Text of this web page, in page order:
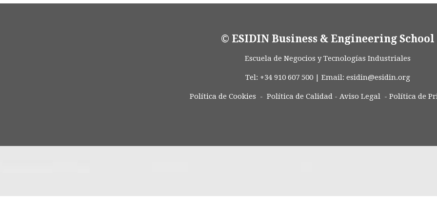
© ESIDIN Business & Engineering School
Escuela de Negocios y Tecnologías Industriales
Tel: +34 910 607 500 | Email: esidin@esidin.org
Política de Cookies - Política de Calidad- Aviso Legal- Política de